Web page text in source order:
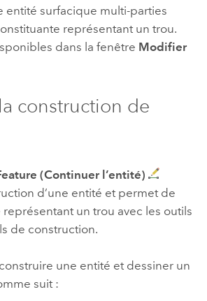
entité surfacique multi-parties
représentant un trou.
dans la fenêtre Modifier
construction de
(Continuer l’entité)
d’une entité et permet de
un trou avec les outils
de construction.
une entité et dessiner un
suit :